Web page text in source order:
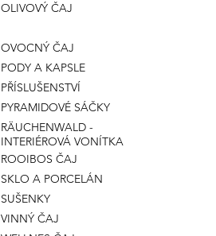
OLIVOVÝ ČAJ
OVOCNÝ ČAJ
PODY A KAPSLE
PŘÍSLUŠENSTVÍ
PYRAMIDOVÉ SÁČKY
RÄUCHENWALD -
INTERIÉROVÁ VONÍTKA
ROOIBOS ČAJ
SKLO A PORCELÁN
SUŠENKY
VINNÝ ČAJ